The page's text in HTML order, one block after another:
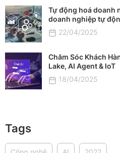
Tự động hoá doanh
doanh nghiệp tự
22/04/2025
Chăm Sóc Khách
Lake, AI Agent & IoT
18/04/2025
Tags